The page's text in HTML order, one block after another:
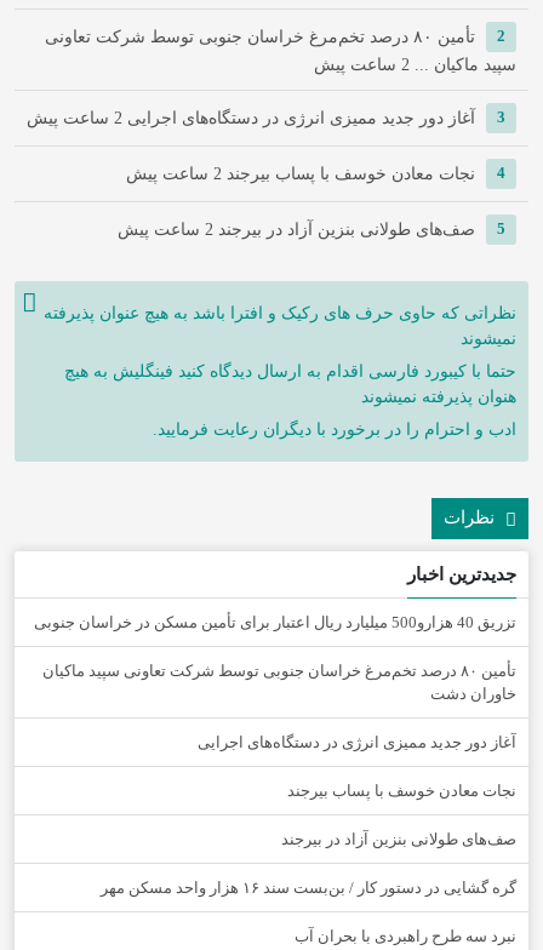
2
تأمین ۸۰ درصد تخم‌مرغ خراسان جنوبی توسط شرکت تعاونی
سپید ماکیان ... 2 ساعت پیش
3 آغاز دور جدید ممیزی انرژی در دستگاه‌های اجرایی 2 ساعت پیش
4 نجات معادن خوسف با پساب بیرجند 2 ساعت پیش
5 صف‌های طولانی بنزین آزاد در بیرجند 2 ساعت پیش
نظراتی که حاوی حرف های رکیک و افترا باشد به هیچ عنوان پذیرفته
نمیشوند
حتما با کیبورد فارسی اقدام به ارسال دیدگاه کنید فینگلیش به هیچ
هنوان پذیرفته نمیشوند
ادب و احترام را در برخورد با دیگران رعایت فرمایید.
نظرات
جدیدترین اخبار
تزریق 40 هزارو500 میلیارد ریال اعتبار برای تأمین مسکن در خراسان جنوبی
تأمین ۸۰ درصد تخم‌مرغ خراسان جنوبی توسط شرکت تعاونی سپید ماکیان
خاوران دشت
آغاز دور جدید ممیزی انرژی در دستگاه‌های اجرایی
نجات معادن خوسف با پساب بیرجند
صف‌های طولانی بنزین آزاد در بیرجند
گره گشایی در دستور کار / بن‌بست سند ۱۶ هزار واحد مسکن مهر
نبرد سه طرح راهبردی با بحران آب